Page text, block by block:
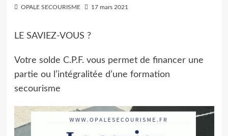
OPALE SECOURISME 17 mars 2021
LE SAVIEZ-VOUS ?
Votre solde C.P.F. vous permet de financer une
partie ou l’intégralitée d’une formation
secourisme